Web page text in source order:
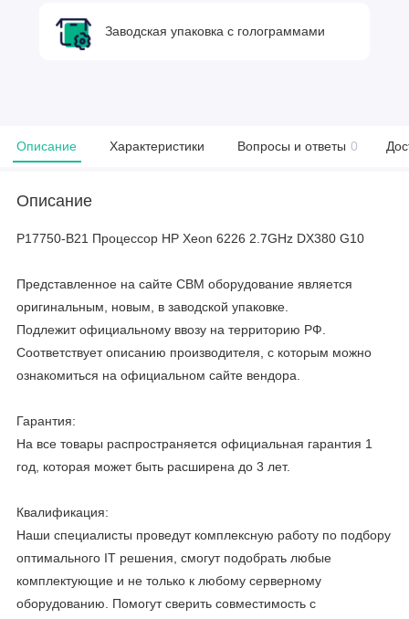
Заводская упаковка с голограммами
Описание Характеристики Вопросы и ответы 0
Описание
P17750-B21 Процессор HP Xeon 6226 2.7GHz DX380 G10
Представленное на сайте CBM оборудование является
оригинальным, новым, в заводской упаковке.
Подлежит официальному ввозу на территорию РФ.
Соответствует описанию производителя, с которым можно
ознакомиться на официальном сайте вендора.
Гарантия:
На все товары распространяется официальная гарантия 1
год, которая может быть расширена до 3 лет.
Квалификация:
Наши специалисты проведут комплексную работу по подбору
оптимального IT решения, смогут подобрать любые
комплектующие и не только к любому серверному
оборудованию. Помогут сверить совместимость с